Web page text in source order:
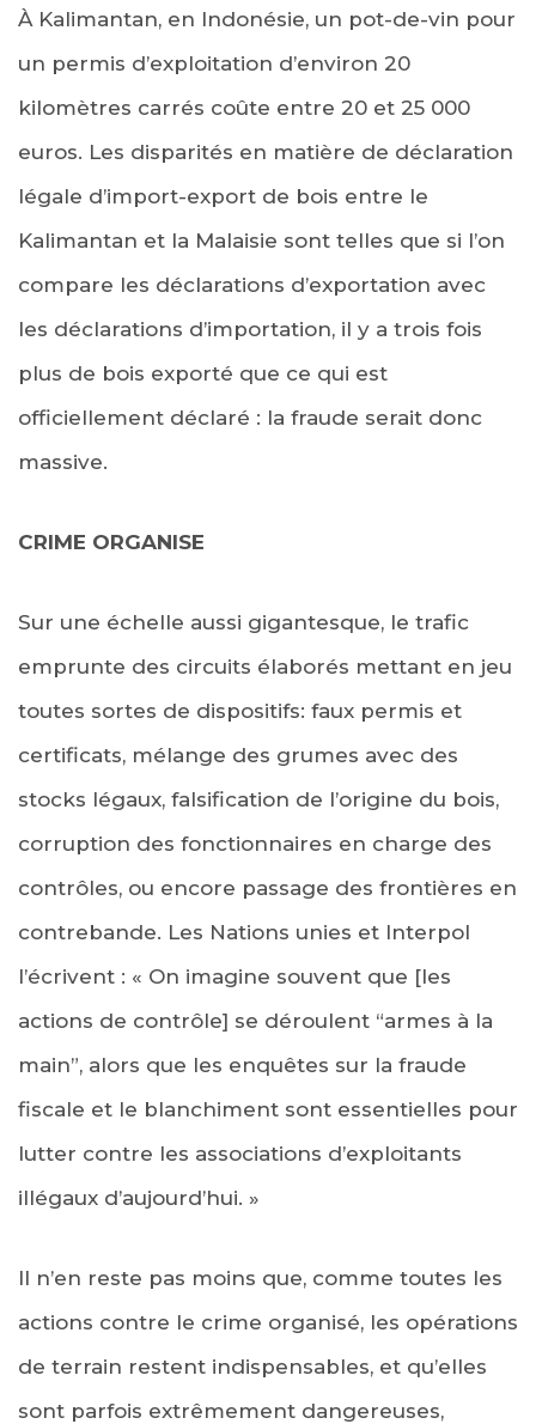
À Kalimantan, en Indonésie, un pot-de-vin pour
un permis d’exploitation d’environ 20
kilomètres carrés coûte entre 20 et 25 000
euros. Les disparités en matière de déclaration
légale d’import-export de bois entre le
Kalimantan et la Malaisie sont telles que si l’on
compare les déclarations d’exportation avec
les déclarations d’importation, il y a trois fois
plus de bois exporté que ce qui est
officiellement déclaré : la fraude serait donc
massive.
CRIME ORGANISE
Sur une échelle aussi gigantesque, le trafic
emprunte des circuits élaborés mettant en jeu
toutes sortes de dispositifs: faux permis et
certificats, mélange des grumes avec des
stocks légaux, falsification de l’origine du bois,
corruption des fonctionnaires en charge des
contrôles, ou encore passage des frontières en
contrebande. Les Nations unies et Interpol
l’écrivent : « On imagine souvent que [les
actions de contrôle] se déroulent “armes à la
main”, alors que les enquêtes sur la fraude
fiscale et le blanchiment sont essentielles pour
lutter contre les associations d’exploitants
illégaux d’aujourd’hui. »
Il n’en reste pas moins que, comme toutes les
actions contre le crime organisé, les opérations
de terrain restent indispensables, et qu’elles
sont parfois extrêmement dangereuses,